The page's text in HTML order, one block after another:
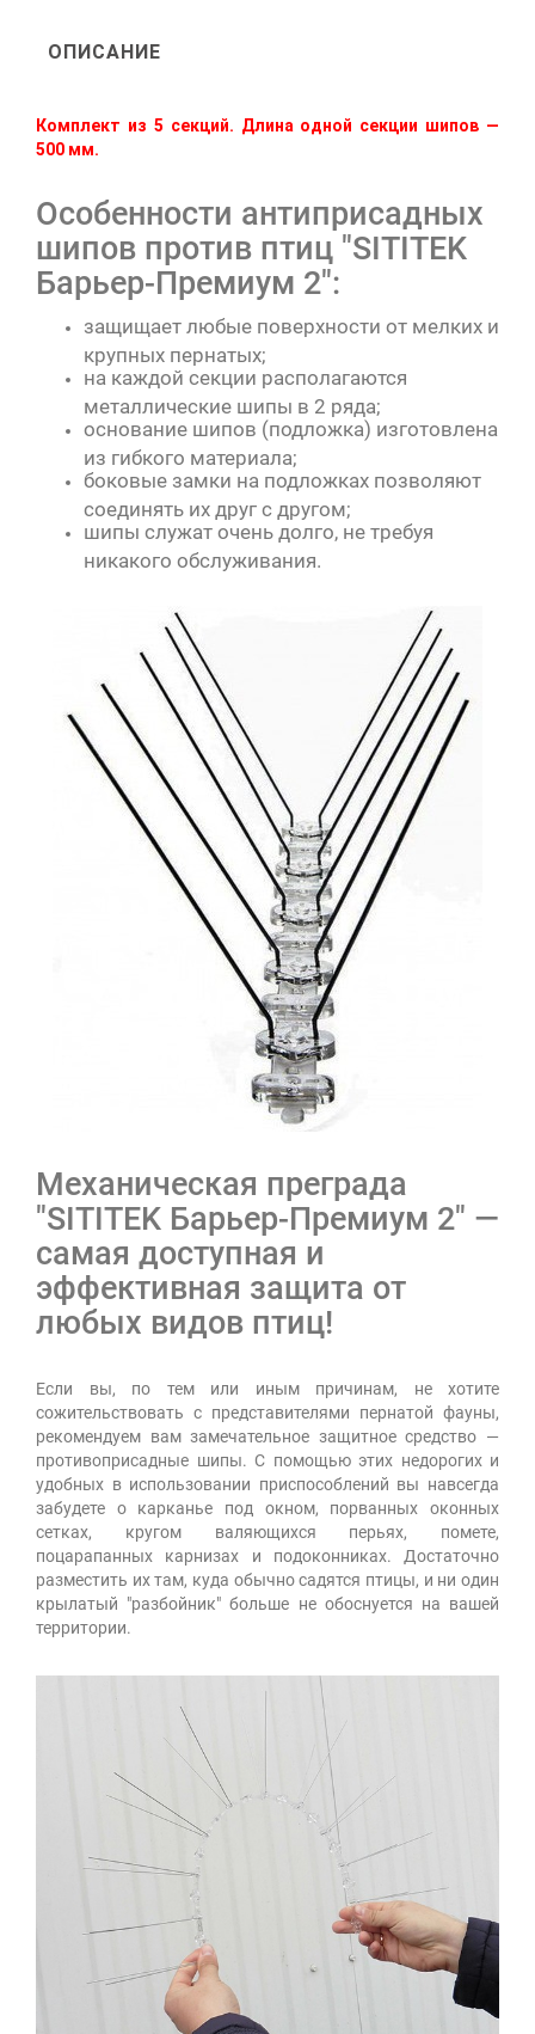
ОПИСАНИЕ
Комплект из 5 секций. Длина одной секции шипов —
500 мм.
Особенности антиприсадных
шипов против птиц "SITITEK
Барьер-Премиум 2":
защищает любые поверхности от мелких и
крупных пернатых;
на каждой секции располагаются
металлические шипы в 2 ряда;
основание шипов (подложка) изготовлена
из гибкого материала;
боковые замки на подложках позволяют
соединять их друг с другом;
шипы служат очень долго, не требуя
никакого обслуживания.
Механическая преграда
"SITITEK Барьер-Премиум 2" —
самая доступная и
эффективная защита от
любых видов птиц!
Если вы, по тем или иным причинам, не хотите
сожительствовать с представителями пернатой фауны,
рекомендуем вам замечательное защитное средство —
противоприсадные шипы. С помощью этих недорогих и
удобных в использовании приспособлений вы навсегда
забудете о карканье под окном, порванных оконных
сетках, кругом валяющихся перьях, помете,
поцарапанных карнизах и подоконниках. Достаточно
разместить их там, куда обычно садятся птицы, и ни один
крылатый "разбойник" больше не обоснуется на вашей
территории.